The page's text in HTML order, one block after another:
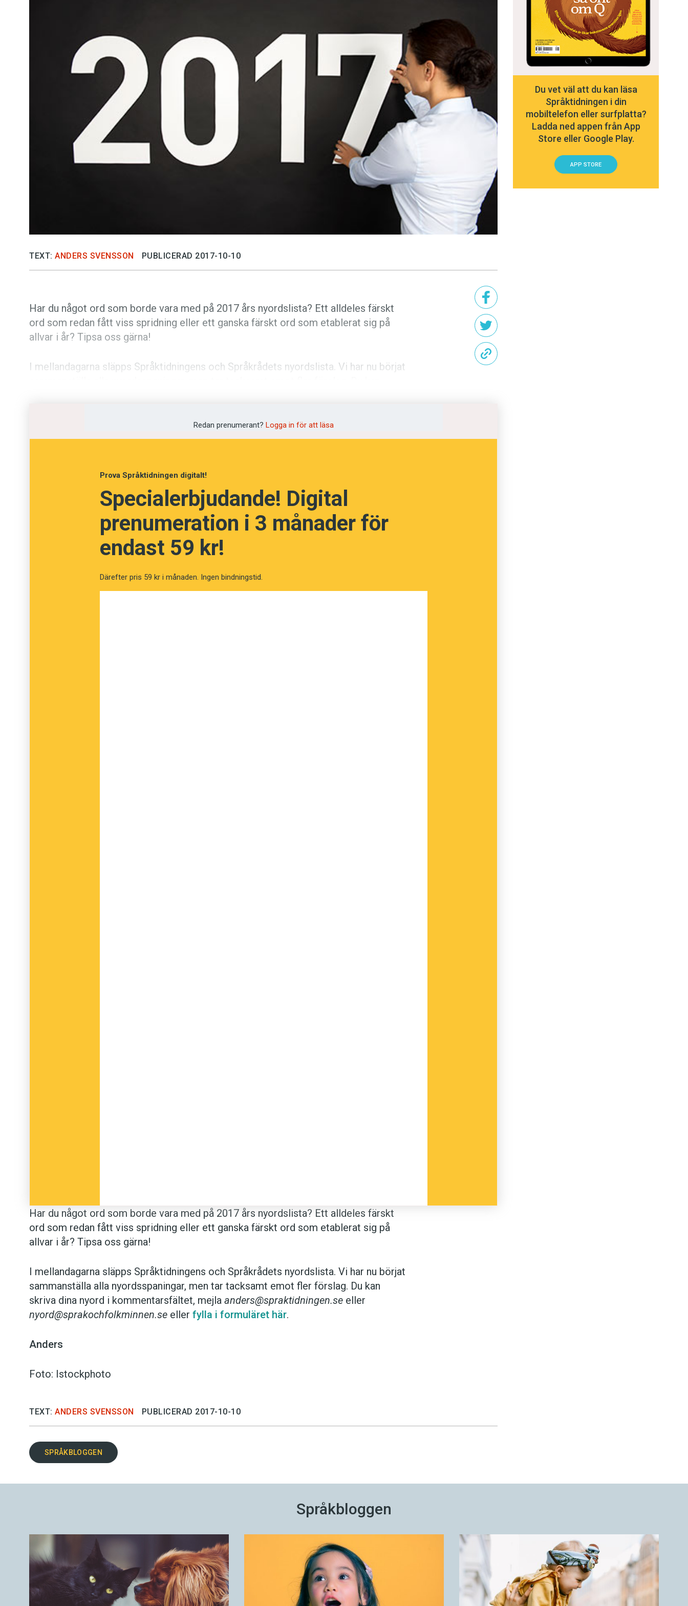
Podden
Anmäl till språkpolisen
Föreslå nyord
Annonsera
Prenumerera
TEXT: ANDERS SVENSSON PUBLICERAD 2017-10-10
Har du något ord som borde vara med på 2017 års nyordslista? Ett alldeles färskt
ord som redan fått viss spridning eller ett ganska färskt ord som etablerat sig på
allvar i år? Tipsa oss gärna!
I mellandagarna släpps Språktidningens och Språkrådets nyordslista. Vi har nu börjat
Anders
Redan prenumerant? Logga in för att läsa
Prova Språktidningen digitalt!
Specialerbjudande! Digital
prenumeration i 3 månader för
endast 59 kr!
Därefter pris 59 kr i månaden. Ingen bindningstid.
Har du något ord som borde vara med på 2017 års nyordslista? Ett alldeles färskt
ord som redan fått viss spridning eller ett ganska färskt ord som etablerat sig på
allvar i år? Tipsa oss gärna!
I mellandagarna släpps Språktidningens och Språkrådets nyordslista. Vi har nu börjat
sammanställa alla nyordsspaningar, men tar tacksamt emot fler förslag. Du kan
skriva dina nyord i kommentarsfältet, mejla anders@spraktidningen.se eller
nyord@sprakochfolkminnen.se eller fylla i formuläret här.
Anders
Foto: Istockphoto
TEXT: ANDERS SVENSSON PUBLICERAD 2017-10-10
SPRÅKBLOGGEN
Du vet väl att du kan läsa
Språktidningen i din
mobiltelefon eller surfplatta?
Ladda ned appen från App
Store eller Google Play.
APP STORE
Språkbloggen